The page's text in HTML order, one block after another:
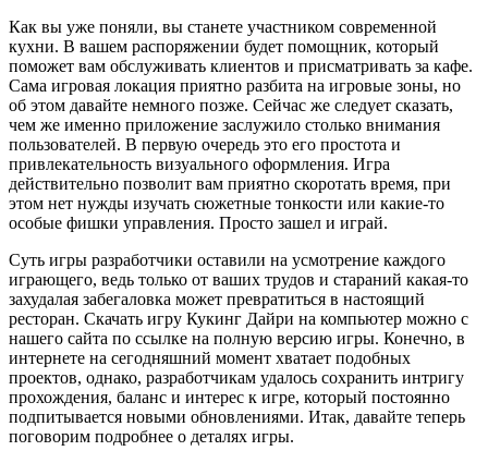
Как вы уже поняли, вы станете участником современной
кухни. В вашем распоряжении будет помощник, который
поможет вам обслуживать клиентов и присматривать за кафе.
Сама игровая локация приятно разбита на игровые зоны, но
об этом давайте немного позже. Сейчас же следует сказать,
чем же именно приложение заслужило столько внимания
пользователей. В первую очередь это его простота и
привлекательность визуального оформления. Игра
действительно позволит вам приятно скоротать время, при
этом нет нужды изучать сюжетные тонкости или какие-то
особые фишки управления. Просто зашел и играй.
Суть игры разработчики оставили на усмотрение каждого
играющего, ведь только от ваших трудов и стараний какая-то
захудалая забегаловка может превратиться в настоящий
ресторан. Скачать игру Кукинг Дайри на компьютер можно с
нашего сайта по ссылке на полную версию игры. Конечно, в
интернете на сегодняшний момент хватает подобных
проектов, однако, разработчикам удалось сохранить интригу
прохождения, баланс и интерес к игре, который постоянно
подпитывается новыми обновлениями. Итак, давайте теперь
поговорим подробнее о деталях игры.